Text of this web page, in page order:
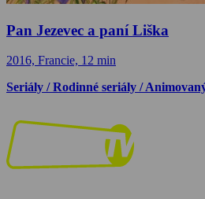
Pan Jezevec a paní Liška
2016, Francie, 12 min
Seriály / Rodinné seriály /